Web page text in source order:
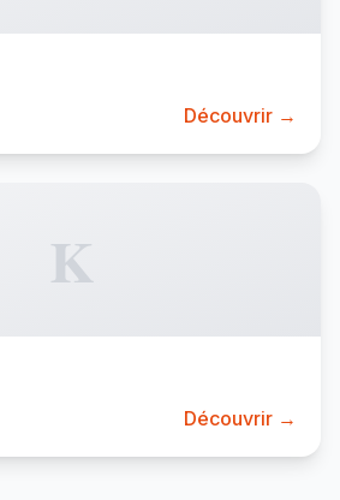
Découvrir →
K
Découvrir →